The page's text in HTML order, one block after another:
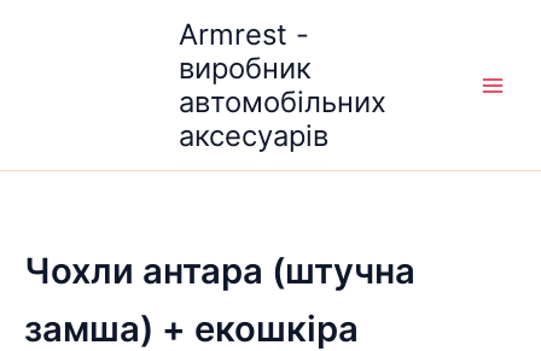
Armrest -
виробник
автомобільних
аксесуарів
Чохли антара (штучна
замша) + екошкіра